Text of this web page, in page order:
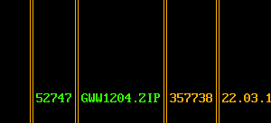
52747 GWW1204.ZIP 357738